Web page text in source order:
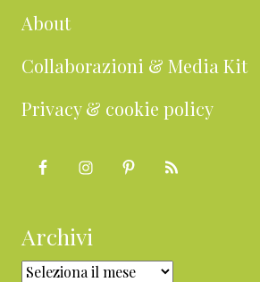
About
Collaborazioni & Media Kit
Privacy & cookie policy
Archivi
Archivi